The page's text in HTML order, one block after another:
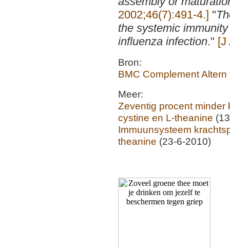
2002;46(7):491-4.] "
the systemic
influenza infection." [J
Bron:
BMC Complement
Meer:
Zeventig procent
cystine en L-theanine
Immuunsysteem
theanine (23-6-2010)